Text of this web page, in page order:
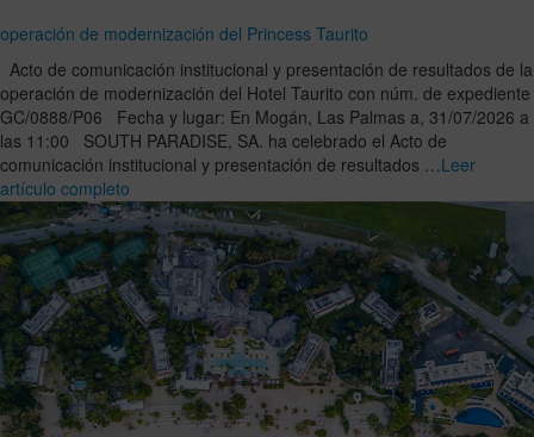
operación de modernización del Princess Taurito
Acto de comunicación institucional y presentación de resultados de la
operación de modernización del Hotel Taurito con núm. de expediente
GC/0888/P06 Fecha y lugar: En Mogán, Las Palmas a, 31/07/2026 a
las 11:00 SOUTH PARADISE, SA. ha celebrado el Acto de
comunicación institucional y presentación de resultados …Leer
artículo completo